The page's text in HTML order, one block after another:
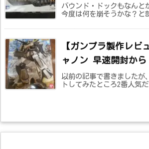
バウンド・ドックもなんと
今度は何を崩そうかな？と
【ガンプラ製作レビ
ャノン 早速開封から
以前の記事で書きました
トしてみたところ2番人気